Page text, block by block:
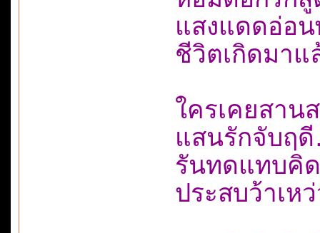
แสงแดดอ่อ
ชีวิตเกิดมา
ใครเคยสา
แสนรักจับ
รันทดแทบ
ประสบว้าเ